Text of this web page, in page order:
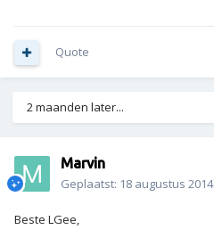
Quote
2 maanden later...
Marvin
Geplaatst: 18 augustus 2014
Beste LGee,